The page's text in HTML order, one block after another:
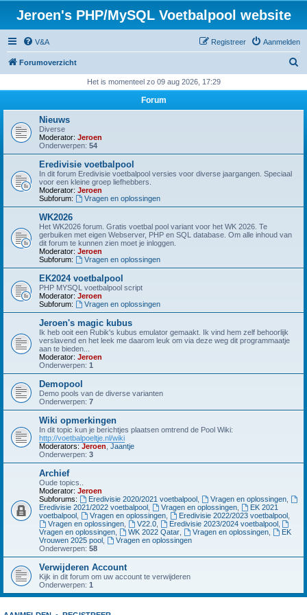
Jeroen's PHP/MySQL Voetbalpool website
V&A Aanmelden
Registreer
Forumoverzicht
k
Het is momenteel zo 09 aug 2026, 17:29
Forum
Nieuws
Diverse
Moderator: Jeroen
Onderwerpen: 54
Eredivisie voetbalpool
In dit forum Eredivisie voetbalpool versies voor diverse jaargangen. Speciaal
voor een kleine groep liefhebbers.
Moderator: Jeroen
Subforum:
Vragen en oplossingen
WK2026
Het WK2026 forum. Gratis voetbal pool variant voor het WK 2026. Te
gerbuiken met eigen Webserver, PHP en SQL database. Om alle inhoud van
dit forum te kunnen zien moet je inloggen.
Moderator: Jeroen
Subforum:
Vragen en oplossingen
EK2024 voetbalpool
PHP MYSQL voetbalpool script
Moderator: Jeroen
Subforum:
Vragen en oplossingen
Jeroen's magic kubus
Ik heb ooit een Rubik's kubus emulator gemaakt. Ik vind hem zelf behoorlijk
verslavend en het leek me daarom leuk om via deze weg dit programmaatje
aan te bieden...
Moderator: Jeroen
Onderwerpen: 1
Demopool
Demo pools van de diverse varianten
Onderwerpen: 7
Wiki opmerkingen
In dit topic kun je berichtjes plaatsen omtrend de Pool Wiki:
http://voetbalpoeltje.nl/wiki
Moderators: Jeroen Jaantje
Onderwerpen: 3
Archief
Oude topics..
Moderator: Jeroen
Subforums:
Eredivisie 2020/2021 voetbalpool, Vragen en oplossingen,
Eredivisie 2021/2022 voetbalpool
Vragen en oplossingen,
EK 2021
voetbalpool
Vragen en oplossingen, Eredivisie 2022/2023 voetbalpool,
Vragen en oplossingen, V22.0, Eredivisie 2023/2024 voetbalpool,
Vragen en oplossingen
WK 2022 Qatar, Vragen en oplossingen,
EK
Vrouwen 2025 pool
Vragen en oplossingen
Onderwerpen: 58
Verwijderen Account
Kijk in dit forum om uw account te verwijderen
Onderwerpen: 1